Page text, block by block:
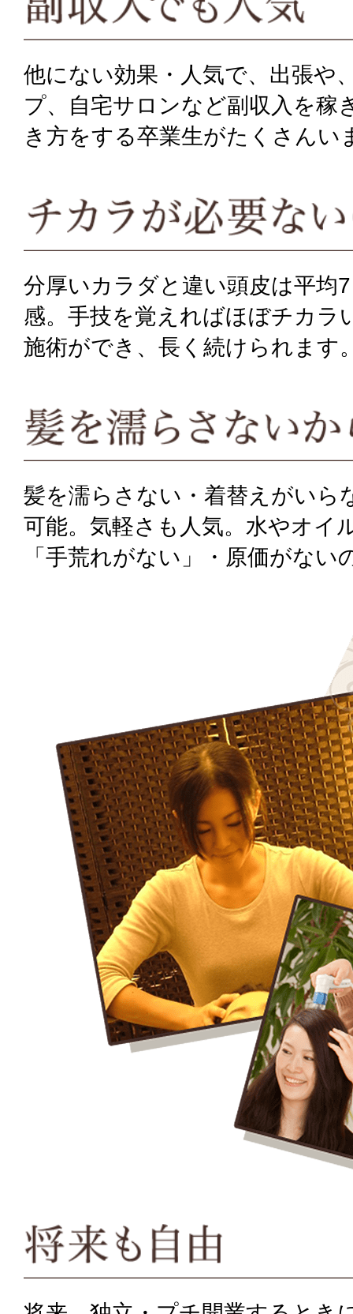
他にない効果・人気で、出張や
プ、自宅サロンなど副収入を稼
き方をする卒業生がたくさんい
分厚いカラダと違い頭皮は平均
感。手技を覚えればほぼチカラ
施術ができ、長く続けられます
髪を濡らさない・着替えがいら
可能。気軽さも人気。水やオイ
「手荒れがない」・原価がない